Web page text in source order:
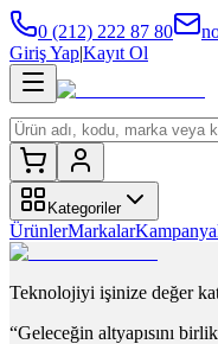
0 (212) 222 87 80
Giriş Yap|Kayıt Ol
Kategoriler
ÜrünlerMarkalar
Teknolojiyi işinize değer
“Geleceğin altyapısını